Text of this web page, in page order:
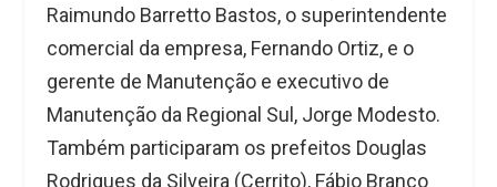
Raimundo Barretto Bastos, o superintendente
comercial da empresa, Fernando Ortiz, e o
gerente de Manutenção e executivo de
Manutenção da Regional Sul, Jorge Modesto.
Também participaram os prefeitos Douglas
Rodrigues da Silveira (Cerrito), Fábio Branco